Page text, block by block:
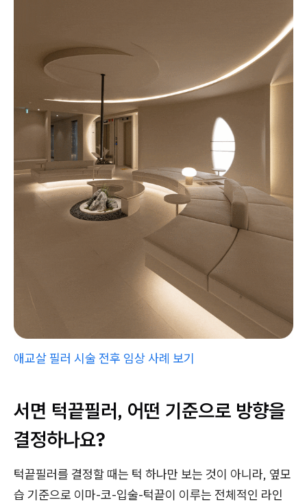
애교살 필러 시술 전후 임상 사례 보기
서면 턱끝필러, 어떤 기준으로 방향을
결정하나요?
턱끝필러를 결정할 때는 턱 하나만 보는 것이 아니라, 옆모
습 기준으로 이마-코-입술-턱끝이 이루는 전체적인 라인